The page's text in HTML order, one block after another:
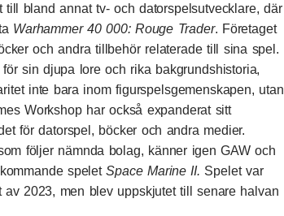
bland annat tv- och datorspelsutvecklare, där
Warhammer 40 000: Rouge Trader. Företaget
och andra tillbehör relaterade till sina spel.
sin djupa lore och rika bakgrundshistoria,
inte bara inom figurspelsgemenskapen, utan
Workshop har också expanderat sitt
för datorspel, böcker och andra medier.
följer nämnda bolag, känner igen GAW och
speletSpace Marine II. Spelet var
av 2023, men blev uppskjutet till senare halvan